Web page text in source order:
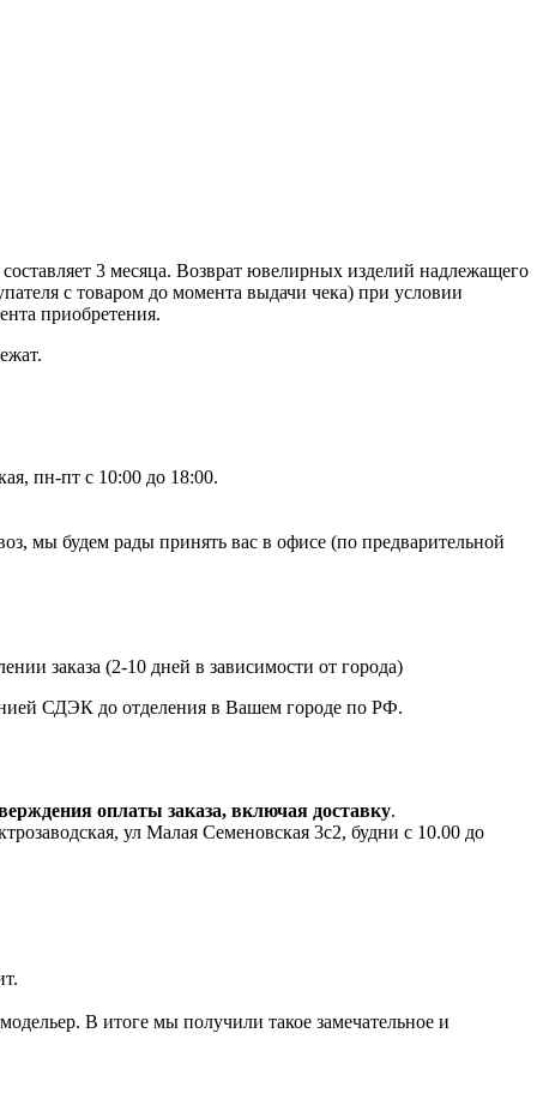
3 месяца. Возврат ювелирных изделий надлежащего
с товаром до момента выдачи чека) при условии
приобретения.
пн-пт с 10:00 до 18:00.
мы будем рады принять вас в офисе (по предварительной
заказа (2-10 дней в зависимости от города)
СДЭК до отделения в Вашем городе по РФ.
оплаты заказа, включая доставку.
ул Малая Семеновская 3с2, будни с 10.00 до
В итоге мы получили такое замечательное и